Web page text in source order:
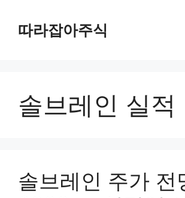
따라잡아주식
솔브레인 실적
솔브레인 주가 전